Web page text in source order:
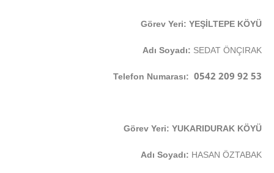
Görev Yeri: YEŞİLTEPE KÖYÜ
Adı Soyadı: SEDAT ÖNÇIRAK
Telefon Numarası: 0542 209 92 53
Görev Yeri: YUKARIDURAK KÖYÜ
Adı Soyadı: HASAN ÖZTABAK